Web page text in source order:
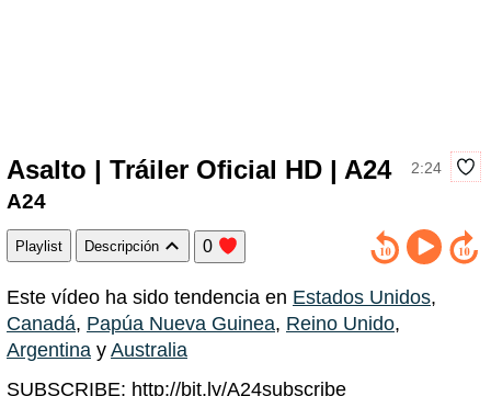
Asalto | Tráiler Oficial HD | A24 2:24
A24
Playlist Descripción 0
Este vídeo ha sido tendencia en Estados Unidos,
Canadá, Papúa Nueva Guinea, Reino Unido,
Argentina y Australia
SUBSCRIBE: http://bit.ly/A24subscribe